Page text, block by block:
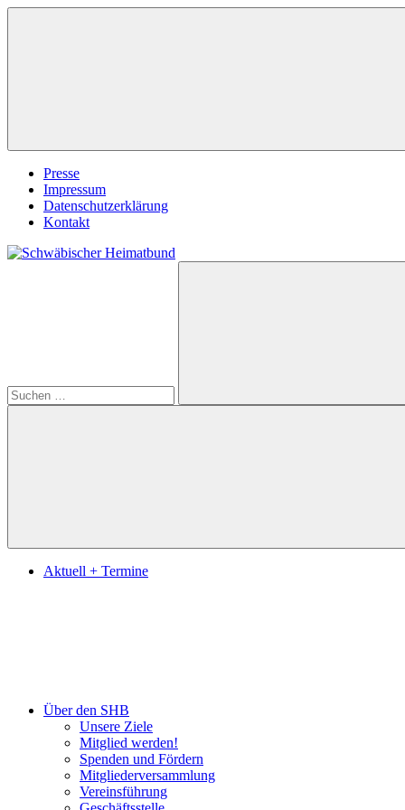
Zum
Presse
Impressum
Datenschutzerklärung
Kontakt
Suchen
Aktuell + Termine
Über den SHB
Unsere Ziele
Mitglied werden!
Spenden und Fördern
Mitgliederversammlung
Vereinsführung